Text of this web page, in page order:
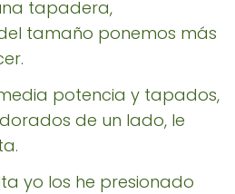
tapadera,
tamaño ponemos más
potencia y tapados,
de un lado, le
yo los he presionado